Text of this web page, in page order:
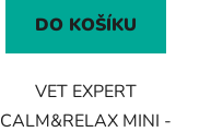
z
DO KOŠÍKU
VET EXPERT
CALM&RELAX MINI -